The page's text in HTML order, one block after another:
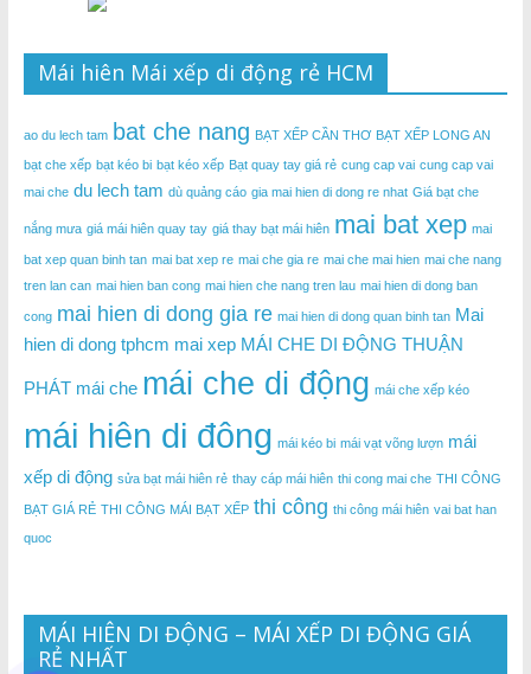
Mái hiên Mái xếp di động rẻ HCM
ao du lech tam bat che nang BẠT XẾP CẦN THƠ BẠT XẾP LONG AN
bạt che xếp bạt kéo bi bạt kéo xếp Bạt quay tay giá rẻ cung cap vai cung cap vai
mai che du lech tam dù quảng cáo gia mai hien di dong re nhat Giá bạt che
nắng mưa giá mái hiên quay tay giá thay bạt mái hiên mai bat xep mai
bat xep quan binh tan mai bat xep re mai che gia re mai che mai hien mai che nang
tren lan can mai hien ban cong mai hien che nang tren lau mai hien di dong ban
cong mai hien di dong gia re mai hien di dong quan binh tan Mai
hien di dong tphcm mai xep MÁI CHE DI ĐỘNG THUẬN
PHÁT mái che mái che di động mái che xếp kéo
mái hiên di đông mái kéo bi mái vạt võng lượn mái
xếp di động sửa bạt mái hiên rẻ thay cáp mái hiên thi cong mai che THI CÔNG
BẠT GIÁ RẺ THI CÔNG MÁI BẠT XẾP thi công thi công mái hiên vai bat han
quoc
MÁI HIÊN DI ĐỘNG – MÁI XẾP DI ĐỘNG GIÁ
RẺ NHẤT